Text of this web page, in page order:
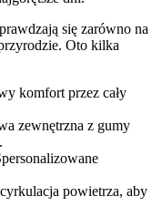
się zarówno na
Oto kilka
komfort przez cały
zewnętrzna z gumy
powietrza, aby